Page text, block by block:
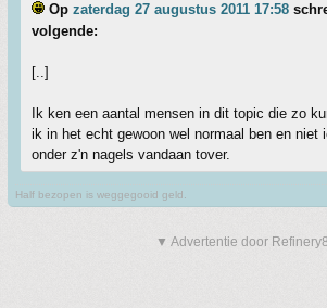
Op zaterdag 27 augustus 2011 17:58
volgende:
[..]
Ik ken een aantal mensen in dit topic die zo
ik in het echt gewoon wel normaal ben en niet
onder z'n nagels vandaan tover.
Half bezopen is weggegooid geld.
▼ Advertentie door